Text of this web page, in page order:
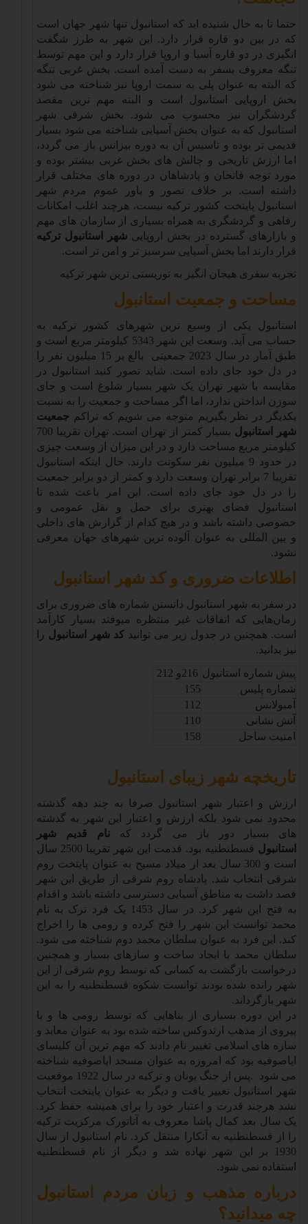
حتما تا به حال شنیده اید که استانبول تنها شهر جهان است
که در بین دو قاره قرار دارد. این شهر به طرز شگفت
انگیزی در دو قاره آسیا و اروپا قرار دارد و این مهم توسط
تنگه معروف بسفر به دست آمده است. بخش غربی تنگه
که البته به عنوان پلی به سمت اروپا نیز شناخته می شود
بخش اروپایی استانبول است و البته مهم ترین مقصد
گردشگران نیز محسوب می شود. بخش شرقی شهر
استانبول که به عنوان بخش آسیایی شناخته می شود بسیار
قدیمی تر بوده و تاسیس آن به دوره بیزانس باز می گردد،
اما ارزش تاریخی و چالش های بخش غربی بیشتر بوده و
مورد توجه فاتحان و پادشاهان در دوره های مختلف قرار
داشته است. بر خلاف تصور و باور عموم مردم شهر
استانبول پایتخت کشور ترکیه نیست، هرچند اغلب امکانات
رفاهی و گردشگری به همراه بسیاری از سازمان های مهم
و بازارهای گسترده در بخش اروپایی شهر استانبول ترکیه
قرار دارند اما بخش آسیایی سرسبز تر و امن تر است.
تجربه سفری هیجان انگیز به توریستی ترین شهر ترکیه
مساحت و جمعیت استانبول
استانبول یکی از وسیع ترین شهرهای کشور ترکیه به
حساب می آید. وسعت این شهر 5343 کیلومتر مربع است و
طبق آمار در سال 2023 جمعیتی بالغ بر 15 میلیون نفر را
در دل خود جای داده است. شاید تصور کنید استانبول در
مقایسه با شهر تهران یک شهر بسیار شلوغ است و جای
سوزن انداختن ندارد، اما اگر مساحت و جمعیت را به نسبت
یکدیگر در نظر بگیریم متوجه می شویم که تراکم جمعیت
شهر استانبول
بسیار کمتر از تهران است. تهران تقریبا 700
کیلومتر مربع مساحت دارد و در این میزان از وسعت چیزی
در حدود 9 میلیون نفر سکونت دارند. حال اینکه استانبول
تقریبا 7 برابر تهران وسعت دارد و کمتر از دو برابر جمعیت
را در دل خود جای داده است. این امر باعث شده تا
استانبول فضای بهتری برای حمل و نقل عمومی و
خصوصی داشته باشد و در هیچ کدام از گزارش های داخلی
و بین المللی به عنوان آلوده ترین شهرهای جهان معرفی
نشود.
اطلاعات ضروری و کد شهر استانبول
در سفر به شهر استانبول دانستن شماره های ضروری برای
زمان‌هایی که اتفاقات غیر منتظره میوفتد بسیار کارآمد
است. همچنین در جدول زیر می توانید کد شهر استانبول را
نیز بدانید.
پیش شماره استانبول 216و 212
شماره پلیس
155
آمبولانس
112
آتش نشانی
110
امنیت ساحل
158
تاریخچه شهر زیبای استانبول
ارزش و اعتبار شهر استانبول صرفا به چند دهه گذشته
محدود نمی شود بلکه ارزش و اعتبار این شهر به گذشته
های بسیار دور باز می گردد که نام قدیم شهر
استانبول
قسطنطنیه بود. قدمت این شهر تقریبا 2500 سال
است و 300 سال بعد از میلاد مسیح به عنوان پایتخت روم
شرقی انتخاب شد. پادشاه روم شرقی از طریق این شهر
قصد داشت به مناطق آسیایی دسترسی داشته باشد و اقدام
به فتح این شهر کرد. در سال 1453 یک فرد ترک به نام
محمد توانست این شهر را فتح کرده و رومی ها را اخراج
کند. این فرد به عنوان سلطان محمد دوم شناخته می شود.
سلطان محمد با ایجاد ساخت و سازهای بسیار و همچنین
درخواست بازگشت به کسانی که توسط روم شرقی از این
شهر رانده شده بودند توانست شکوه قسطنطنیه را به این
شهر بازگرداند.
در این دوره بسیاری از بناهایی که توسط رومی ها و با
پیروی از مذهب ارتدوکس ساخته شده بود به عنوان معابد و
سازه های اسلامی تغییر نام دادند که مهم ترین آن کلیسای
ایاصوفیه بود که امروزه به عنوان مسجد ایاصوفیه شناخته
می شود .
پس از جنگ یونان و ترکیه در سال 1922 موقعیت
شهر استانبول تغییر یافت و دیگر به عنوان پایتخت انتخاب
نشد هرچند قدرت و اعتبار خود را برای همیشه حفظ کرد.
یک سال بعد کمال پاشا معروف به آتاتورک مرکزیت ترکیه
را از قسطنطنیه به آنکارا منتقل کرد. نام استانبول از سال
1930 بر این شهر نهاده شد و دیگر از نام قسطنطنیه
استفاده نمی شود.
درباره مذهب و زبان مردم استانبول
چه میدانید؟